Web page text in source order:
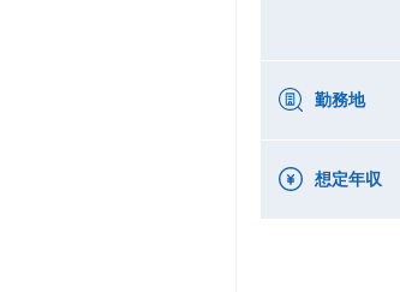
勤務地
想定年収